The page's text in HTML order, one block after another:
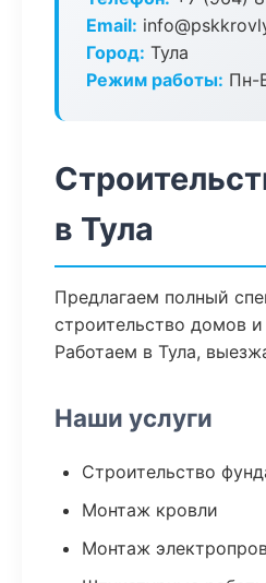
Email:
Город: Тула
Режим работы: Пн-
в Тула
Предлагаем полный
строительство домов
Работаем в Тула,
Наши услуги
Строительство
Монтаж кровли
Монтаж